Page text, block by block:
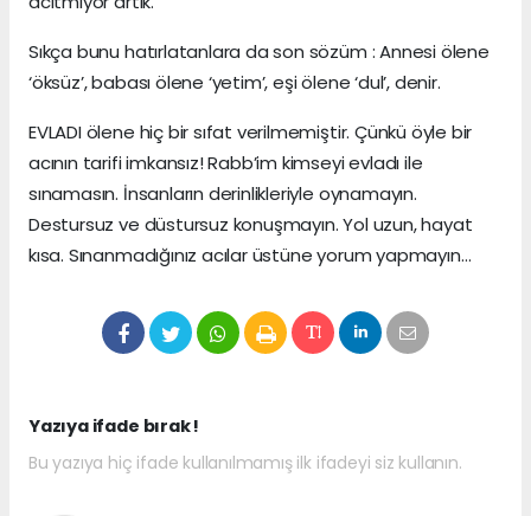
Sıkça bunu hatırlatanlara da son sözüm : Annesi ölene
‘öksüz’, babası ölene ‘yetim’, eşi ölene ‘dul’, denir.
EVLADI ölene hiç bir sıfat verilmemiştir. Çünkü öyle bir
acının tarifi imkansız! Rabb’im kimseyi evladı ile
sınamasın. İnsanların derinlikleriyle oynamayın.
Destursuz ve düstursuz konuşmayın. Yol uzun, hayat
kısa. Sınanmadığınız acılar üstüne yorum yapmayın…
Yazıya ifade bırak !
Bu yazıya hiç ifade kullanılmamış ilk ifadeyi siz kullanın.